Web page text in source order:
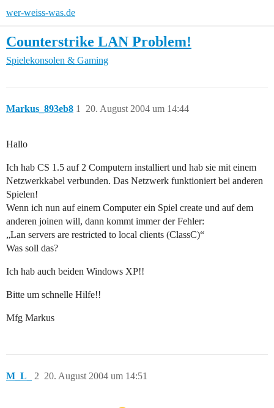
wer-weiss-was.de
Counterstrike LAN Problem!
Spielekonsolen & Gaming
Markus_893eb8 20. August 2004 um 14:44
1
Hallo
Ich hab CS 1.5 auf 2 Computern installiert und hab sie mit einem
Netzwerkkabel verbunden. Das Netzwerk funktioniert bei anderen
Spielen!
Wenn ich nun auf einem Computer ein Spiel create und auf dem
anderen joinen will, dann kommt immer der Fehler:
„Lan servers are restricted to local clients (ClassC)“
Was soll das?
Ich hab auch beiden Windows XP!!
Bitte um schnelle Hilfe!!
Mfg Markus
M_L_ 20. August 2004 um 14:51
2